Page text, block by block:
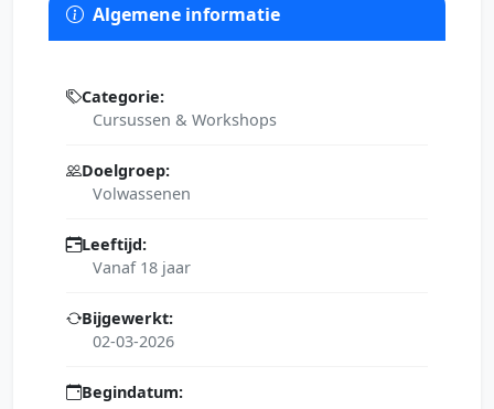
Algemene informatie
Categorie:
Cursussen & Workshops
Doelgroep:
Volwassenen
Leeftijd:
Vanaf 18 jaar
Bijgewerkt:
02-03-2026
Begindatum: